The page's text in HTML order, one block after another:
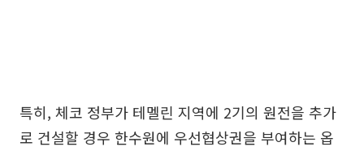
특히, 체코 정부가 테멜린 지역에 2기의 원전을 추가
로 건설할 경우 한수원에 우선협상권을 부여하는 옵